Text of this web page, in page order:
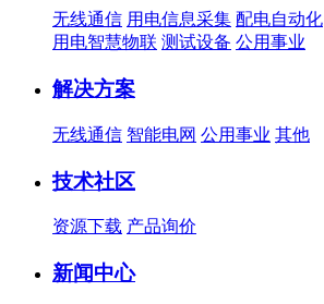
无线通信 用电信息采集 配电自动化
用电智慧物联 测试设备 公用事业
解决方案
无线通信 智能电网 公用事业 其他
技术社区
资源下载 产品询价
新闻中心